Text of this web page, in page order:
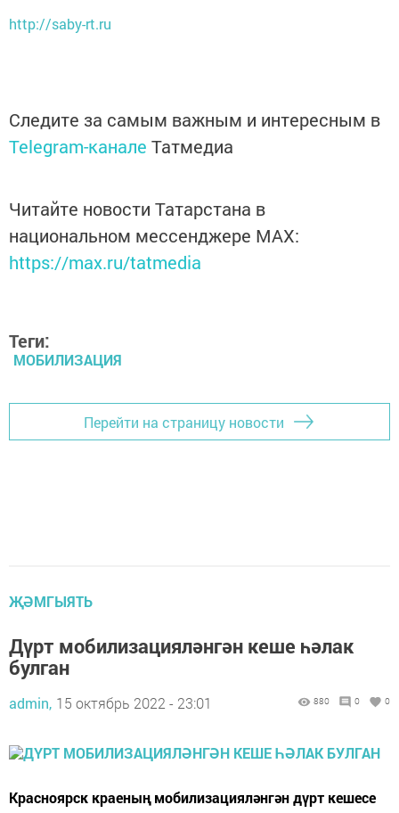
http://saby-rt.ru
Следите за самым важным и интересным в
Telegram-канале Татмедиа
Читайте новости Татарстана в
национальном мессенджере MАХ:
https://max.ru/tatmedia
Теги:
МОБИЛИЗАЦИЯ
Перейти на страницу новости
ҖӘМГЫЯТЬ
Дүрт мобилизацияләнгән кеше һәлак
булган
admin, 15 октябрь 2022 - 23:01 880 0 0
Красноярск краеның мобилизацияләнгән дүрт кешесе